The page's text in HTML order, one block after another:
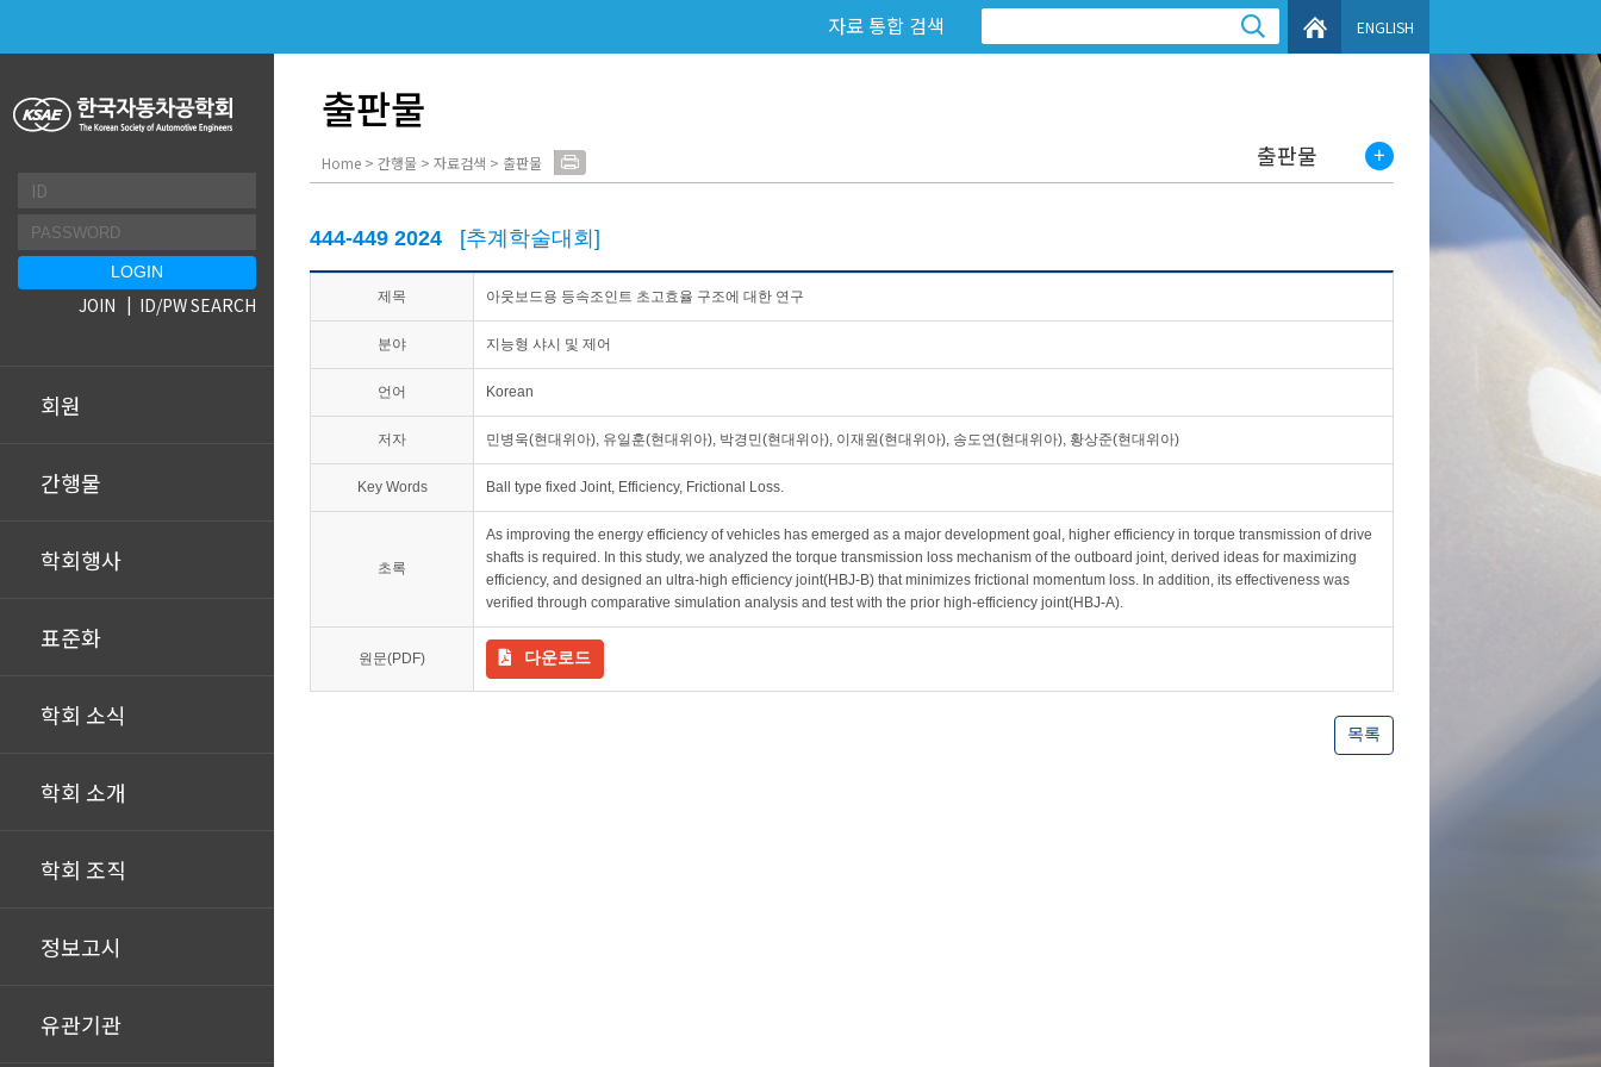
회원
간행물
학회행사
표준화
학회 소식
학회 소개
학회 조직
정보고시
유관기관
JOIN ID/PW SEARCH
자료 통합 검색 ENGLISH
출판물
Home > 간행물 > 자료검색 > 출판물 출판물
444-449 2024 [추계학술대회]
제목 아웃보드용 등속조인트 초고효율 구조에 대한 연구
분야 지능형 샤시 및 제어
언어 Korean
저자 민병욱(현대위아), 유일훈(현대위아), 박경민(현대위아), 이재원(현대위아), 송도연(현대위아), 황상준(현대위아)
Key Words Ball type fixed Joint, Efficiency, Frictional Loss.
초록
As improving the energy efficiency of vehicles has emerged as a major development goal, higher efficiency in torque transmission of drive
shafts is required. In this study, we analyzed the torque transmission loss mechanism of the outboard joint, derived ideas for maximizing
efficiency, and designed an ultra-high efficiency joint(HBJ-B) that minimizes frictional momentum loss. In addition, its effectiveness was
verified through comparative simulation analysis and test with the prior high-efficiency joint(HBJ-A).
원문(PDF) 다운로드
목록